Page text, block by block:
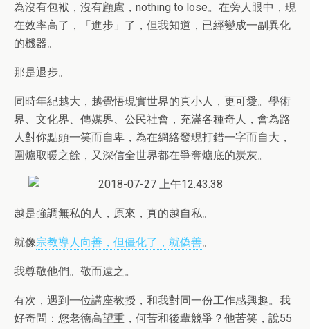
為沒有包袱，沒有顧慮，nothing to lose。在旁人眼中，現
在效率高了，「進步」了，但我知道，已經變成一副異化
的機器。
那是退步。
同時年紀越大，越覺悟現實世界的真小人，更可愛。學術
界、文化界、傳媒界、公民社會，充滿各種奇人，會為路
人對你點頭一笑而自卑，為在網絡發現打錯一字而自大，
圍爐取暖之餘，又深信全世界都在爭奪爐底的炭灰。
越是強調無私的人，原來，真的越自私。
就像宗教導人向善，但僵化了，就偽善。
我尊敬他們。敬而遠之。
有次，遇到一位講座教授，和我對同一份工作感興趣。我
好奇問：您老德高望重，何苦和後輩競爭？他苦笑，說55